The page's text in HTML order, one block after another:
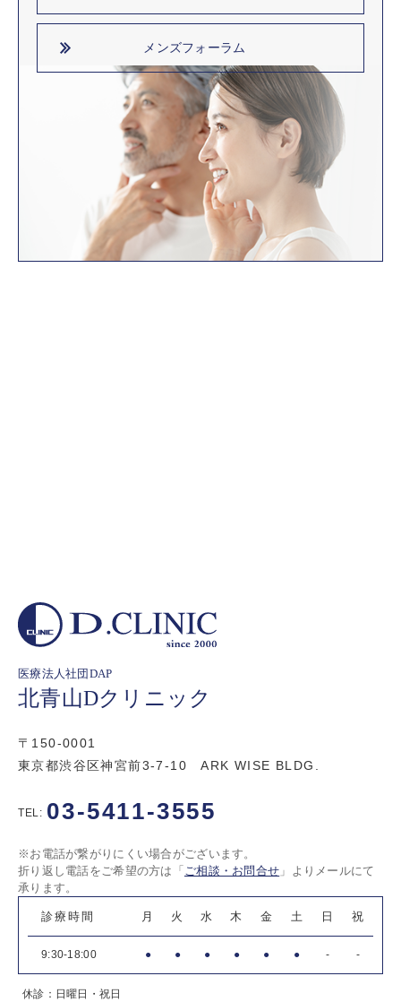
メンズフォーラム
医療法人社団DAP
北青山Dクリニック
〒150-0001
東京都渋谷区神宮前3-7-10 ARK WISE BLDG.
TEL: 03-5411-3555
※お電話が繋がりにくい場合がございます。
折り返し電話をご希望の方は「 ご相談・お問合せ 」よりメールにて
承ります。
診療時間 月 火 水 木 金 土 日 祝
9:30-18:00 ● ● ● ● ● ● - -
休診：日曜日・祝日